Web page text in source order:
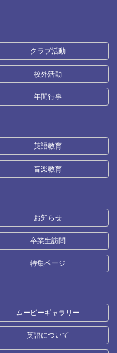
クラブ活動
校外活動
年間行事
英語教育
音楽教育
お知らせ
卒業生訪問
特集ページ
ムービーギャラリー
英語について